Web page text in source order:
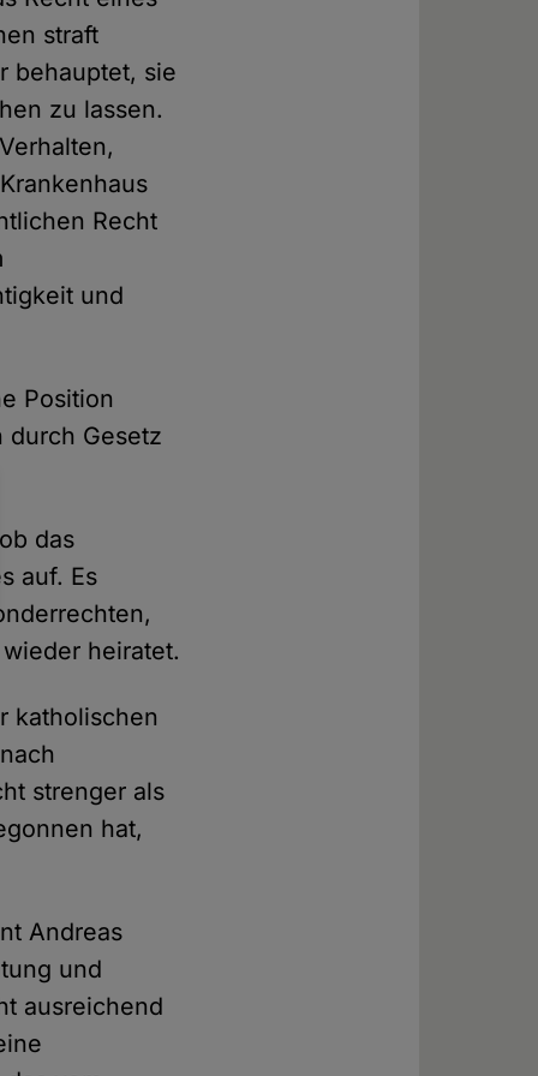
straft
behauptet, sie
zu lassen.
Recht
und
Position
durch Gesetz
das
auf. Es
heiratet.
katholischen
strenger als
hat,
Andreas
und
ausreichend